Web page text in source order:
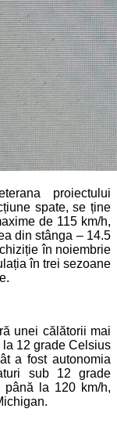
proiectului
spate, se ține
de 115 km/h,
din stânga – 14.5
în noiembrie
în trei sezoane
unei călătorii mai
la 12 grade Celsius
a fost autonomia
sub 12 grade
la 120 km/h,